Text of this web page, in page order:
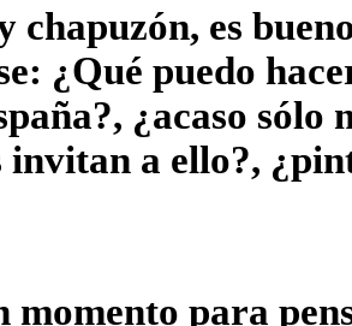
chapuzón, es
¿Qué puedo
¿acaso sólo
invitan a ello?,
momento para